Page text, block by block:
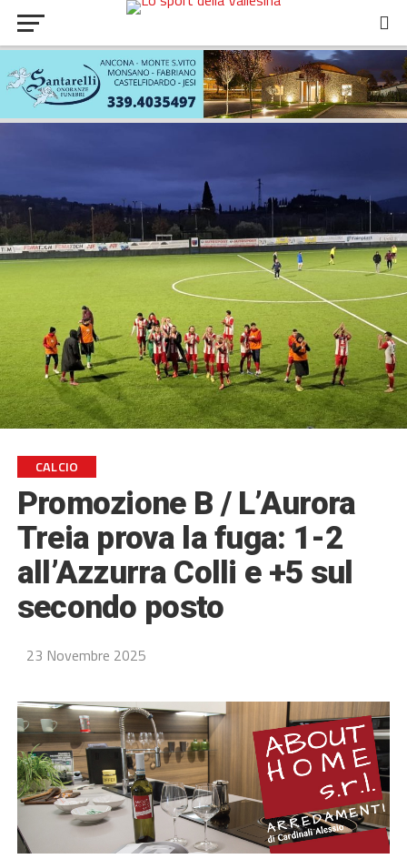
CALCIO
Promozione B / L’Aurora
Treia prova la fuga: 1-2
all’Azzurra Colli e +5 sul
secondo posto
23 Novembre 2025